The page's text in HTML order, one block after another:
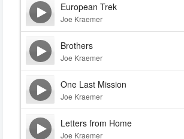
European Trek
Joe Kraemer
Brothers
Joe Kraemer
One Last Mission
Joe Kraemer
Letters from Home
Joe Kraemer